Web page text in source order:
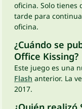
oficina. Solo tienes
tarde para
oficina.
¿Cuándo se
Office Kissing?
Este juego es una
Flash anterior. La
2017.